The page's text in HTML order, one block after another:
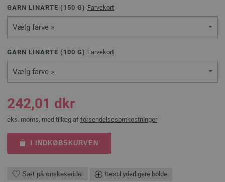
GARN LINARTE ( 150 G) Farvekort
Vælg farve »
GARN LINARTE ( 100 G) Farvekort
Vælg farve »
242,01 dkr
eks. moms, med tillæg af forsendelsesomkostninger
I INDKØBSKURVEN
Sæt på ønskeseddel Bestil yderligere bolde